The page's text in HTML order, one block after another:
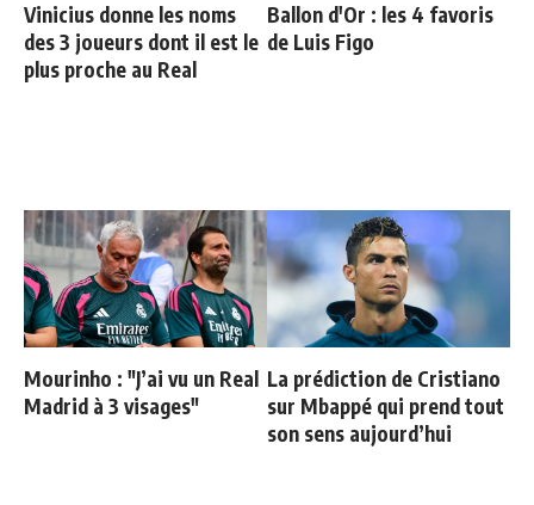
Vinicius donne les noms
des 3 joueurs dont il est le
plus proche au Real
Ballon d'Or : les 4 favoris
de Luis Figo
Mourinho : "J’ai vu un Real
Madrid à 3 visages"
La prédiction de Cristiano
sur Mbappé qui prend tout
son sens aujourd’hui